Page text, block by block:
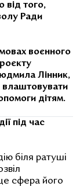
від того,
Ради
воєнного
Лінник,
влаштовувати
дітям.
під час
біля ратуші
сфера його